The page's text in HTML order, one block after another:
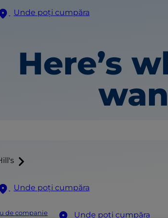
Unde poți cumpăra
Unde poți cumpăra
de companie Unde poți cumpăra
Here’s